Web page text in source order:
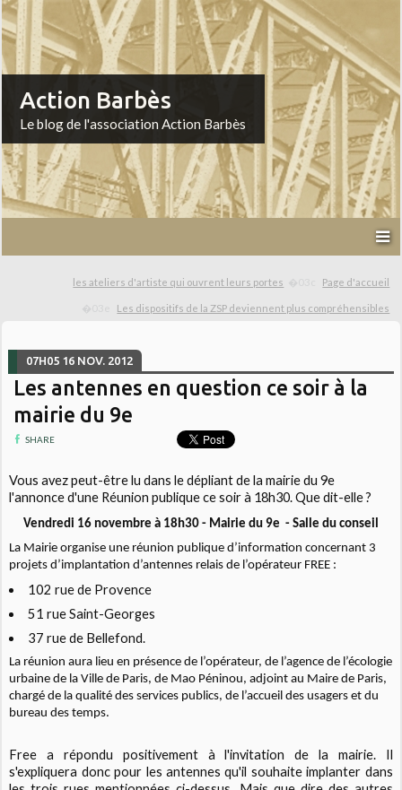
Action Barbès
Le blog de l'association Action Barbès
les ateliers d'artiste qui ouvrent leurs portes Page d'accueil
Les dispositifs de la ZSP deviennent plus compréhensibles
07H05 16 NOV. 2012
Les antennes en question ce soir à la
mairie du 9e
SHARE
Vous avez peut-être lu dans le dépliant de la mairie du 9e
l'annonce d'une Réunion publique ce soir à 18h30. Que dit-elle ?
Vendredi 16 novembre à 18h30 - Mairie du 9e - Salle du conseil
La Mairie organise une réunion publique d’information concernant 3
projets d’implantation d’antennes relais de l’opérateur FREE :
102 rue de Provence
51 rue Saint-Georges
37 rue de Bellefond.
La réunion aura lieu en présence de l’opérateur, de l’agence de l’écologie
urbaine de la Ville de Paris, de Mao Péninou, adjoint au Maire de Paris,
chargé de la qualité des services publics, de l’accueil des usagers et du
bureau des temps.
Free a répondu positivement à l'invitation de la mairie. Il
s'expliquera donc pour les antennes qu'il souhaite implanter dans